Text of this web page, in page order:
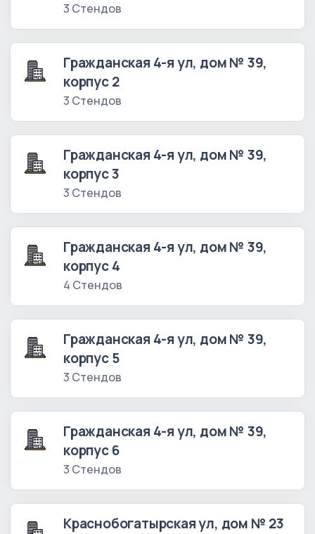
3 Стендов
Гражданская 4-я ул, дом № 39,
корпус 2
3 Стендов
Гражданская 4-я ул, дом № 39,
корпус 3
3 Стендов
Гражданская 4-я ул, дом № 39,
корпус 4
4 Стендов
Гражданская 4-я ул, дом № 39,
корпус 5
3 Стендов
Гражданская 4-я ул, дом № 39,
корпус 6
3 Стендов
Краснобогатырская ул, дом № 23